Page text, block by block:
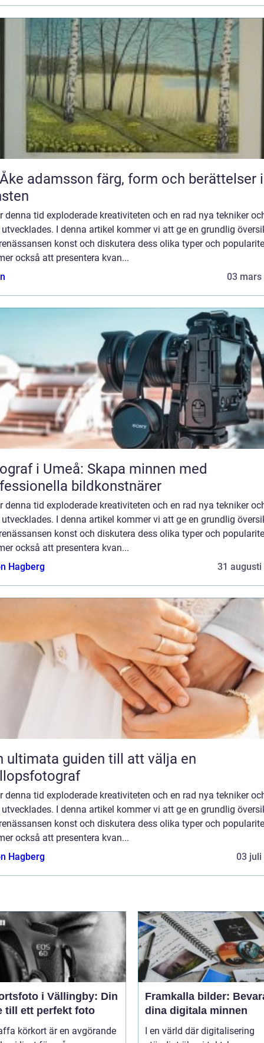
färg, form och berättelser i
denna tid exploderade kreativiteten och en rad nya tekniker
I denna artikel kommer vi att ge en grundlig
konst och diskutera dess olika typer och
också att presentera kvan...
03 mars
i Umeå: Skapa minnen med
bildkonstnärer
denna tid exploderade kreativiteten och en rad nya tekniker
I denna artikel kommer vi att ge en grundlig
konst och diskutera dess olika typer och
också att presentera kvan...
Hagberg
31 augusti
ultimata guiden till att välja en
denna tid exploderade kreativiteten och en rad nya tekniker
I denna artikel kommer vi att ge en grundlig
konst och diskutera dess olika typer och
också att presentera kvan...
Hagberg
03 juli
i Vällingby: Din
till ett perfekt foto
körkort är en avgörande
Framkalla bilder:
dina digitala minnen
I en värld där digitalisering